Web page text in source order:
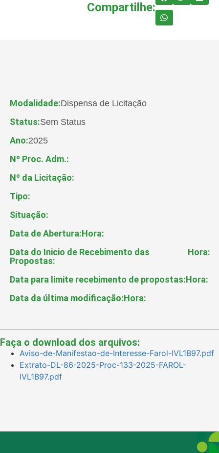
Compartilhe:
Modalidade:Dispensa de Licitação
Status:Sem Status
Ano:2025
Nº Proc. Adm.:
Nº da Licitação:
Tipo:
Situação:
Data de Abertura:Hora:
Data do Inicio de Recebimento das
Propostas:
Hora:
Data para limite recebimento de propostas:Hora:
Data da última modificação:Hora:
Faça o download dos arquivos:
Aviso-de-Manifestao-de-Interesse-Farol-IVL1B97.pdf
Extrato-DL-86-2025-Proc-133-2025-FAROL-
IVL1B97.pdf